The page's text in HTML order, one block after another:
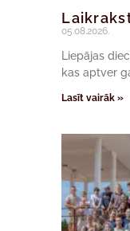
05.08.2026.
Liepājas
kas aptver
Lasīt vairāk »